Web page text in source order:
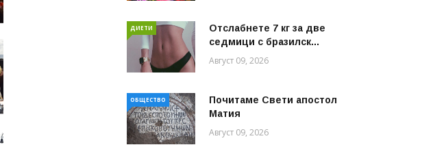
ДИЕТИ
Отслабнете 7 кг за две
седмици с бразилск...
Август 09, 2026
ОБЩЕСТВО
Почитаме Свети апостол
Матия
Август 09, 2026